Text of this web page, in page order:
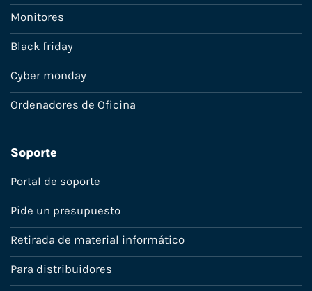
Monitores
Black friday
Cyber monday
Ordenadores de Oficina
Soporte
Portal de soporte
Pide un presupuesto
Retirada de material informático
Para distribuidores